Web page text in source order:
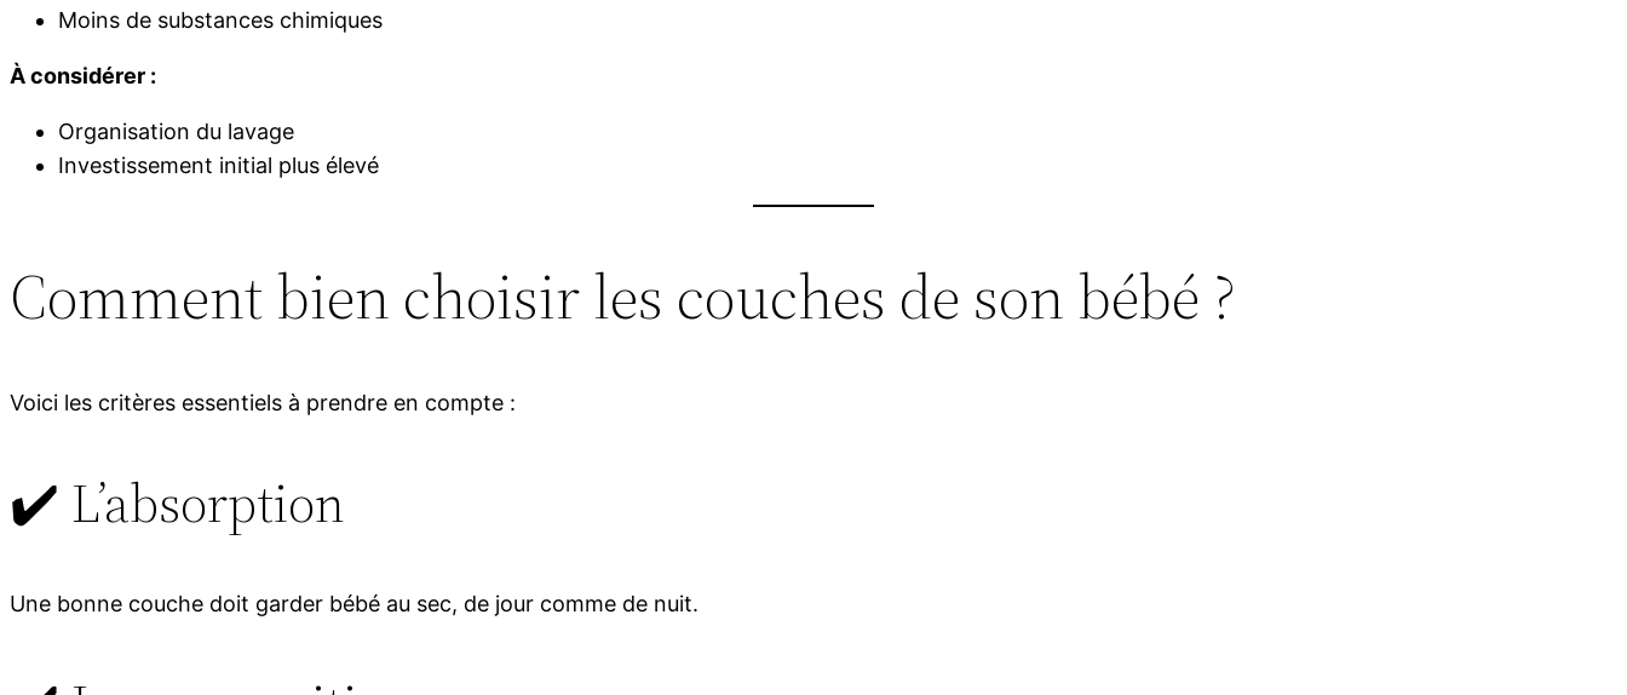
Moins de substances chimiques
À considérer :
Organisation du lavage
Investissement initial plus élevé
Comment bien choisir les couches de son bébé ?
Voici les critères essentiels à prendre en compte :
✔️ L’absorption
Une bonne couche doit garder bébé au sec, de jour comme de nuit.